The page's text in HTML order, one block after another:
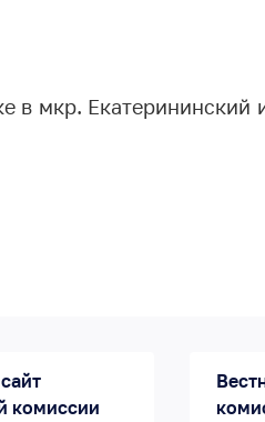
в мкр. Екатерининский
комиссии